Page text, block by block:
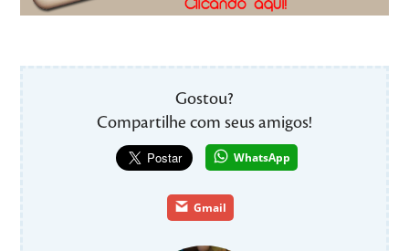
Gostou?
Compartilhe com seus amigos!
WhatsApp
Gmail